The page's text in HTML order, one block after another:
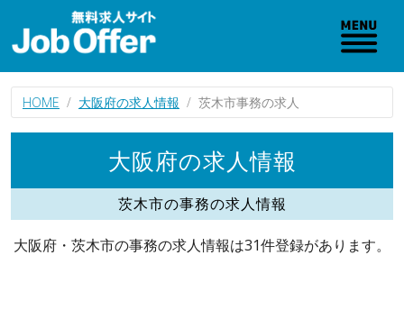
HOME 大阪府の求人情報 茨木市事務の求人
大阪府の求人情報
茨木市の事務の求人情報
大阪府・茨木市の事務の求人情報は31件登録があります。